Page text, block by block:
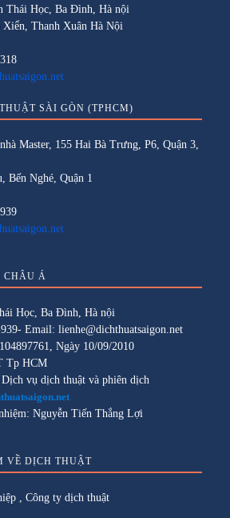
Thái Học, Ba Đình, Hà nội
Xiển, Thanh Xuân Hà Nội
SÀI GÒN (TPHCM)
Master, 155 Hai Bà Trưng, P6, Quận 3,
Bến Nghé, Quận 1
CHÂU Á
Học, Ba Đình, Hà nội
Email: lienhe@dichthuatsaigon.net
Ngày 10/09/2010
Tp HCM
vụ dịch thuật và phiên dịch
Nguyễn Tiến Thắng Lợi
VỀ DỊCH THUẬT
Công ty dịch thuật